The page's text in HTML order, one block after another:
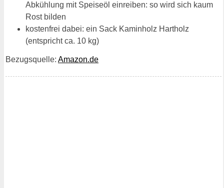
Abkühlung mit Speiseöl einreiben: so wird sich kaum
Rost bilden
kostenfrei dabei: ein Sack Kaminholz Hartholz
(entspricht ca. 10 kg)
Bezugsquelle: Amazon.de